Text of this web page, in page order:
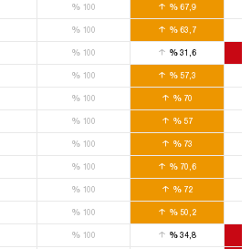
%100 %67,9
%100 %63,7
%100 %31,6
%100 %57,3
%100 %70
%100 %57
%100 %73
%100 %70,6
%100 %72
%100 %50,2
%100 %34,8